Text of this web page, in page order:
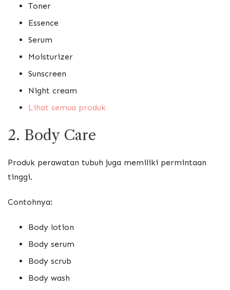
Toner
Essence
Serum
Moisturizer
Sunscreen
Night cream
Lihat semua produk
2. Body Care
Produk perawatan tubuh juga memiliki permintaan
tinggi.
Contohnya:
Body lotion
Body serum
Body scrub
Body wash